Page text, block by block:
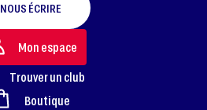
NOUS ÉCRIRE
Mon espace
Trouver un club
Boutique